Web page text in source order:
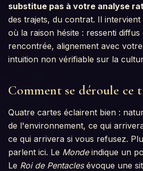
substitue pas à votre analyse
des trajets, du contrat. Il
où la raison hésite : ressenti
rencontrée, alignement avec
intuition non vérifiable sur la
Comment se déroule ce
Quatre cartes éclairent bien :
de l'environnement, ce qui
ce qui arrivera si vous refusez.
parlent ici. Le Mondeindique un
Le Roi de Pentaclesévoque une